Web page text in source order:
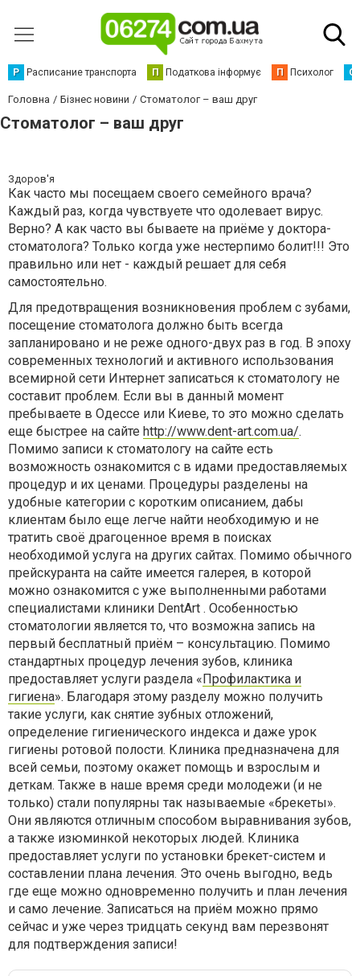
Р Расписание транспорта П Податкова інформує П Психолог С
Головна Бізнес новини Стоматолог – ваш друг
Стоматолог – ваш друг
Здоров'я
Как часто мы посещаем своего семейного врача?
Каждый раз, когда чувствуете что одолевает вирус.
Верно? А как часто вы бываете на приёме у доктора-
стоматолога? Только когда уже нестерпимо болит!!! Это
правильно или нет - каждый решает для себя
самостоятельно.
Для предотвращения возникновения проблем с зубами,
посещение стоматолога должно быть всегда
запланировано и не реже одного-двух раз в год. В эпоху
современных технологий и активного использования
всемирной сети Интернет записаться к стоматологу не
составит проблем. Если вы в данный момент
пребываете в Одессе или Киеве, то это можно сделать
еще быстрее на сайте http://www.dent-art.com.ua/.
Помимо записи к стоматологу на сайте есть
возможность ознакомится с в идами предоставляемых
процедур и их ценами. Процедуры разделены на
удобные категории с коротким описанием, дабы
клиентам было еще легче найти необходимую и не
тратить своё драгоценное время в поисках
необходимой услуга на других сайтах. Помимо обычного
прейскуранта на сайте имеется галерея, в которой
можно ознакомится с уже выполненными работами
специалистами клиники DentArt . Особенностью
стоматологии является то, что возможна запись на
первый бесплатный приём – консультацию. Помимо
стандартных процедур лечения зубов, клиника
предоставляет услуги раздела «Профилактика и
гигиена». Благодаря этому разделу можно получить
такие услуги, как снятие зубных отложений,
определение гигиенического индекса и даже урок
гигиены ротовой полости. Клиника предназначена для
всей семьи, поэтому окажет помощь и взрослым и
деткам. Также в наше время среди молодежи (и не
только) стали популярны так называемые «брекеты».
Они являются отличным способом выравнивания зубов,
а также изюминкой некоторых людей. Клиника
предоставляет услуги по установки брекет-систем и
составлении плана лечения. Это очень выгодно, ведь
где еще можно одновременно получить и план лечения
и само лечение. Записаться на приём можно прямо
сейчас и уже через тридцать секунд вам перезвонят
для подтверждения записи!